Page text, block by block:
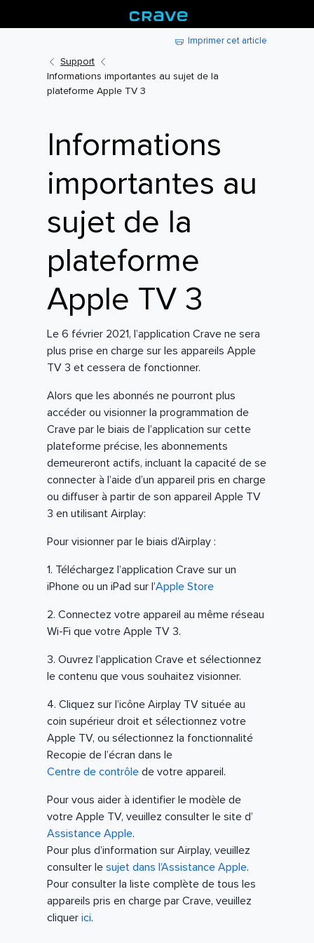
Imprimer cet article
Support
Informations importantes au sujet de la
plateforme Apple TV 3
Informations
importantes au
sujet de la
plateforme
Apple TV 3
Le 6 février 2021, l’application Crave ne sera
plus prise en charge sur les appareils Apple
TV 3 et cessera de fonctionner.
Alors que les abonnés ne pourront plus
accéder ou visionner la programmation de
Crave par le biais de l’application sur cette
plateforme précise, les abonnements
demeureront actifs, incluant la capacité de se
connecter à l’aide d’un appareil pris en charge
ou diffuser à partir de son appareil Apple TV
3 en utilisant Airplay:
Pour visionner par le biais d’Airplay :
1. Téléchargez l’application Crave sur un
iPhone ou un iPad sur l’Apple Store
2. Connectez votre appareil au même réseau
Wi-Fi que votre Apple TV 3.
3. Ouvrez l’application Crave et sélectionnez
le contenu que vous souhaitez visionner.
4. Cliquez sur l’icône Airplay TV située au
coin supérieur droit et sélectionnez votre
Apple TV, ou sélectionnez la fonctionnalité
Recopie de l’écran dans le
Centre de contrôle de votre appareil.
Pour vous aider à identifier le modèle de
votre Apple TV, veuillez consulter le site d’
Assistance Apple.
Pour plus d’information sur Airplay, veuillez
consulter lesujet dans l’Assistance Apple.
Pour consulter la liste complète de tous les
appareils pris en charge par Crave, veuillez
cliquerici.